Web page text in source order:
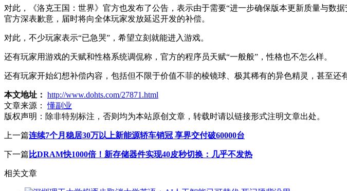
对此，《洛克王国：世界》官方也发布了公告，表示由于需要“进一步确保版本更新质量与数
官方深表歉意，届时将向全体玩家发放延迟开发的补偿。
对此，不少玩家表示“已急哭”，希望立刻就能进入游戏。
还有玩家用游戏的天赋和性格系统调侃称，官方的程序员天赋“一般般”，性格也不怎么样。
还有玩家开始幻想补偿内容，包括但不限于价值不菲的棱镜球、极其稀有的异色精灵，甚至还
本文地址： http://www.dohts.com/27871.html
文章来源：
懂副业
版权声明： 除非特别标注，否则均为本站原创文章，转载时请以链接形式注明文章出处。
上一篇连续7个月稳居30万以上新能源轿车销冠 享界交付破60000台
下一篇 比DRAM快1000倍！新存储器件实现40皮秒切换：几乎不发热
相关文章